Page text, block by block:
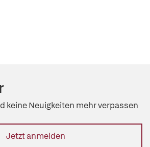
keine Neuigkeiten mehr verpassen
Jetzt anmelden